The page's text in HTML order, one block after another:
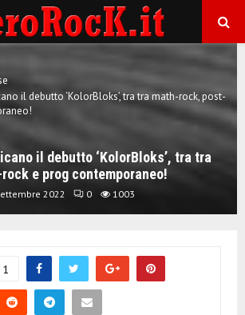
il debutto ‘KolorBloks’, tra tra math-rock, post-
il debutto ‘KolorBloks’, tra tra
e prog contemporaneo!
2022 0 1003
1